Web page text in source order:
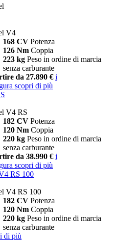
V4
168 CV Potenza
126 Nm Coppia
223 kg Peso in ordine di marcia
senza carburante
da 27.890 € i
scopri di più
V4 RS
182 CV Potenza
120 Nm Coppia
220 kg Peso in ordine di marcia
senza carburante
da 38.990 € i
scopri di più
RS 100
V4 RS 100
182 CV Potenza
120 Nm Coppia
220 kg Peso in ordine di marcia
senza carburante
di più